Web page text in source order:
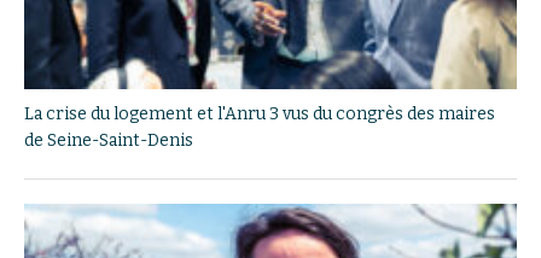
La crise du logement et l'Anru 3 vus du congrès des maires
de Seine-Saint-Denis